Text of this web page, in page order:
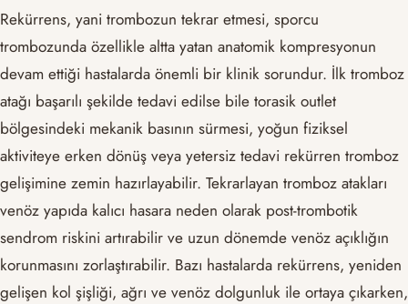
Rekürrens, yani trombozun tekrar etmesi, sporcu
trombozunda özellikle altta yatan anatomik kompresyonun
devam ettiği hastalarda önemli bir klinik sorundur. İlk tromboz
atağı başarılı şekilde tedavi edilse bile torasik outlet
bölgesindeki mekanik basının sürmesi, yoğun fiziksel
aktiviteye erken dönüş veya yetersiz tedavi rekürren tromboz
gelişimine zemin hazırlayabilir. Tekrarlayan tromboz atakları
venöz yapıda kalıcı hasara neden olarak post-trombotik
sendrom riskini artırabilir ve uzun dönemde venöz açıklığın
korunmasını zorlaştırabilir. Bazı hastalarda rekürrens, yeniden
gelişen kol şişliği, ağrı ve venöz dolgunluk ile ortaya çıkarken,